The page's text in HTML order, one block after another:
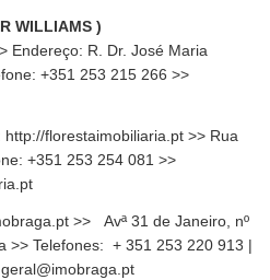
WILLIAMS )
Endereço: R. Dr. José Maria
+351 253 215 266 >>
http://florestaimobiliaria.pt >> Rua
+351 253 254 081 >>
>> Avª 31 de Janeiro, nº
>> Telefones: + 351 253 220 913 |
geral@imobraga.pt